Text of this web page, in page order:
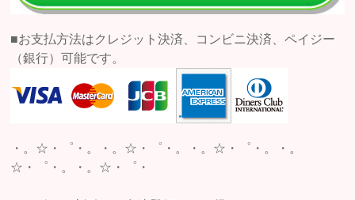
■お支払方法はクレジット決済、コンビニ決済、ペイジー
（銀行）可能です。
・。☆・゜・。・。☆・゜・。・。☆・゜・。・。
☆・゜・。・。☆・゜・